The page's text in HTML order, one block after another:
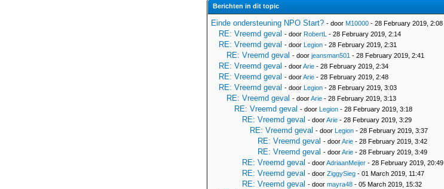
Berichten in dit topic
Einde ondersteuning NPO Start? - door M10000 - 28 February 2019, 2:08
RE: Vreemd geval - door RobertL - 28 February 2019, 2:14
RE: Vreemd geval - door Legion - 28 February 2019, 2:31
RE: Vreemd geval - door jeansman501 - 28 February 2019, 2:41
RE: Vreemd geval - doorArie - 28 February 2019, 2:34
RE: Vreemd geval - doorArie - 28 February 2019, 2:48
RE: Vreemd geval - door Legion - 28 February 2019, 3:03
RE: Vreemd geval - doorArie - 28 February 2019, 3:13
RE: Vreemd geval - door Legion - 28 February 2019, 3:18
RE: Vreemd geval - doorArie - 28 February 2019, 3:29
RE: Vreemd geval - door Legion - 28 February 2019, 3:37
RE: Vreemd geval - doorArie - 28 February 2019, 3:42
RE: Vreemd geval - doorArie - 28 February 2019, 3:49
RE: Vreemd geval - doorAdriaanMeijer - 28 February 2019, 20:49
RE: Vreemd geval - door ZiggySieg - 01 March 2019, 11:47
RE: Vreemd geval - door mayra48 - 05 March 2019, 15:32